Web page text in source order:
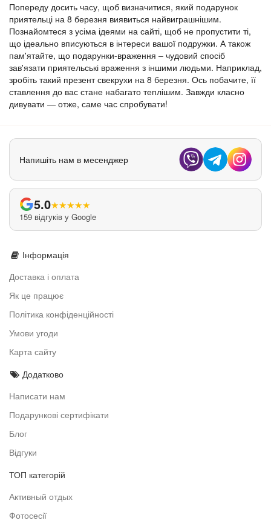
Попереду досить часу, щоб визначитися, який подарунок
приятельці на 8 березня виявиться найвиграшнішим.
Познайомтеся з усіма ідеями на сайті, щоб не пропустити ті,
що ідеально вписуються в інтереси вашої подружки. А також
пам'ятайте, що подарунки-враження – чудовий спосіб
зав'язати приятельські враження з іншими людьми. Наприклад,
зробіть такий презент свекрухи на 8 березня. Ось побачите, її
ставлення до вас стане набагато теплішим. Завжди класно
дивувати — отже, саме час спробувати!
Напишіть нам в месенджер
5.0★★★★★
159 відгуків у Google
Інформація
Доставка і оплата
Як це працює
Політика конфіденційності
Умови угоди
Карта сайту
Додатково
Написати нам
Подарункові сертифікати
Блог
Відгуки
ТОП категорій
Активный отдых
Фотосесії